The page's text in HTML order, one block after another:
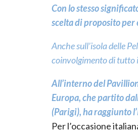
Con lo stesso
scelta di proposito per
Anche sull’isola delle
coinvolgimento di tutto
All’interno del
Europa, che partito
(Parigi), ha raggiunto
Per l’occasione